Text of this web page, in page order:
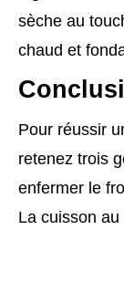
sèche au
chaud et
Pour réussir
retenez trois
enfermer le
La cuisson